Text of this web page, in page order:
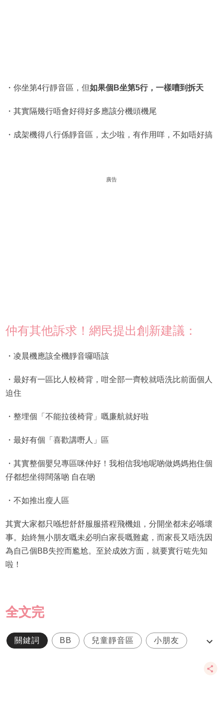
・你坐第4行靜音區，但如果個B坐第5行，一樣嘈到拆天
・其實隔幾行唔會好得好多應該分機頭機尾
・成架機得八行係靜音區，太少啦，有作用咩，不如唔好搞
廣告
仲有其他訴求！網民提出創新建議：
・凌晨機應該全機靜音囉唔該
・最好有一區比人較椅背，咁全部一齊較就唔洗比前面個人
迫住
・整埋個「不能拉後椅背」嘅廉航就好啦
・最好有個「喜歡講嘢人」區
・其實整個嬰兒專區咪仲好！我相信我地呢啲做媽媽抱住個
仔都想坐得闊落啲 自在啲
・不如推出瘦人區
其實大家都只喺想舒舒服服搭程飛機姐，分開坐都未必喺壞
事。始終無小朋友嘅未必明白家長嘅難處，而家長又唔洗因
為自己個BB失控而尷尬。至於成效方面，就要實行咗先知
啦！
全文完
關鍵詞 BB 兒童靜音區 小朋友